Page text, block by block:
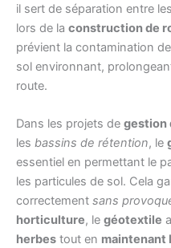
il sert de séparation entre
lors de la construction de
prévient la contamination
sol environnant,
route.
Dans les projets de gestion
les bassins de rétention, le
essentiel en permettant le
les particules de sol. Cela
correctement sans
horticulture, le géotextile
herbes tout en maintenant